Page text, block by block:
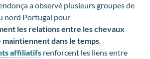
a observé plusieurs groupes de
nord Portugal pour
les relations entre les chevaux
maintiennentdans le temps.
affiliatifs renforcent les liens entre